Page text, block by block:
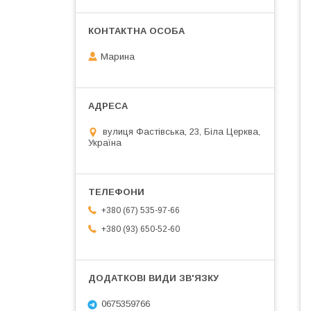
Марина
вулиця Фастівська, 23, Біла Церква,
Україна
+380 (67) 535-97-66
+380 (93) 650-52-60
0675359766